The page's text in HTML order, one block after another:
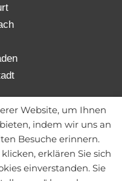
GmbH
Website, um Ihnen
indem wir uns an
Besuche erinnern.
erklären Sie sich
einverstanden. Sie